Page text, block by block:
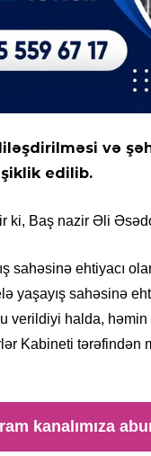
və
edilib.
ki, Baş nazir Əli
sahəsinə ehtiyacı
yaşayış sahəsinə
verildiyi halda,
Kabineti
kanalımıza